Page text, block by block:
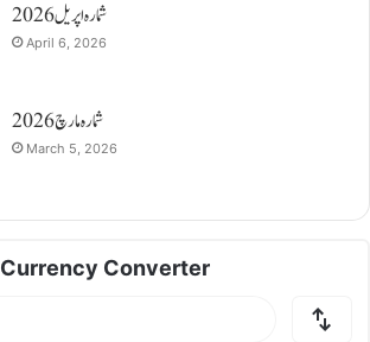
شمارہ اپریل 2026
April 6, 2026
شمارہ مارچ 2026
March 5, 2026
Currency Converter